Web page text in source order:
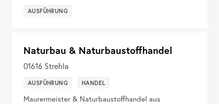
AUSFÜHRUNG
Naturbau & Naturbaustoffhandel
01616 Strehla
AUSFÜHRUNG HANDEL
Maurermeister & Naturbaustoffhandel aus